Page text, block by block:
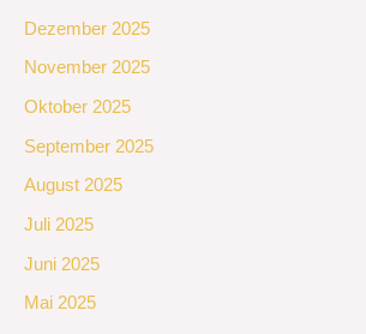
Dezember 2025
November 2025
Oktober 2025
September 2025
August 2025
Juli 2025
Juni 2025
Mai 2025